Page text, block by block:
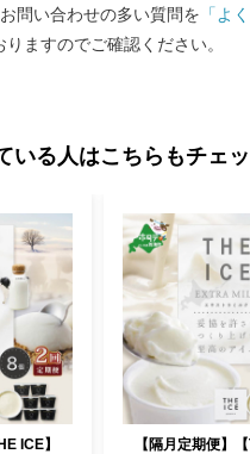
問い合わせの多い質問を 「よ
りますのでご確認ください。
いる人はこちらもチェ
ICE】
【隔月定期便】